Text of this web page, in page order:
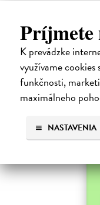
Príjmete
K prevádzke
využívame cookies
funkčnosti,
maximálneho
NASTAVENIA
Legenda o páde
obrovských armád,
Na sklade ?
18,55 €
19,95 € ?